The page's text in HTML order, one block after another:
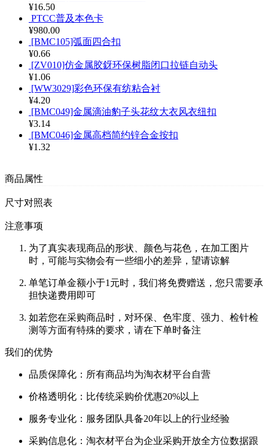
¥16.50
PTCC普及本色卡
¥980.00
[BMC105]弧面四合扣
¥0.66
[ZV010]仿金属胶釾环保树脂闭口拉链自动头
¥1.06
[WW3029]彩色环保有纺粘合衬
¥4.20
[BMC049]金属滴油豹子头花纹大衣风衣纽扣
¥3.14
[BMC046]金属高档简约锌合金按扣
¥1.32
商品属性
尺寸对照表
注意事项
为了真实表现商品的形状、颜色与花色，在加工图片
时，可能与实物会有一些细小的差异，望请谅解
单笔订单金额小于1元时，我们将免费赠送，您只需要承
担快递费用即可
如若您在采购商品时，对环保、色牢度、强力、检针检
测等方面有特殊的要求，请在下单时备注
我们的优势
品质保障化：所有商品均为淘衣材平台自营
价格透明化：比传统采购价优惠20%以上
服务专业化：服务团队具备20年以上的行业经验
采购信息化：淘衣材平台为企业采购开放全方位数据跟